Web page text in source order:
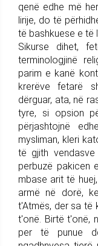
qenë edhe më
lirije, do të
të bashkuese e të
Sikurse dihet,
terminologjinë
parim e kanë
krerëve fetarë
dërguar, ata, në
tyre, si opsion
përjashtojnë
mysliman, kleri
të gjith
perbuzë pakicen
mbase arit të
armë në dorë,
t'Atmës, der sa të
t'onë. Birtë t'onë,
per të punue